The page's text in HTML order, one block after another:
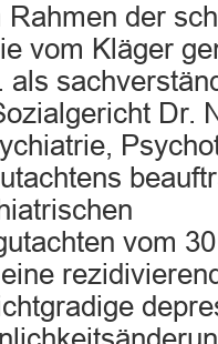
Rahmen der
vom Kläger
als
Dr.
vom